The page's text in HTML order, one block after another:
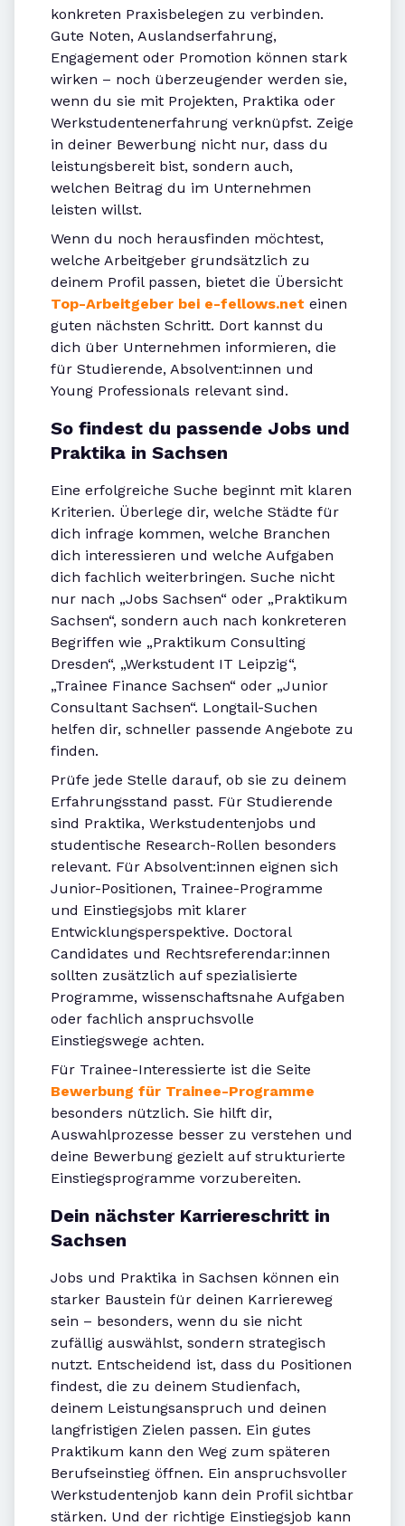
konkreten Praxisbelegen zu verbinden.
Gute Noten, Auslandserfahrung,
Engagement oder Promotion können stark
wirken – noch überzeugender werden sie,
wenn du sie mit Projekten, Praktika oder
Werkstudentenerfahrung verknüpfst. Zeige
in deiner Bewerbung nicht nur, dass du
leistungsbereit bist, sondern auch,
welchen Beitrag du im Unternehmen
leisten willst.
Wenn du noch herausfinden möchtest,
welche Arbeitgeber grundsätzlich zu
deinem Profil passen, bietet die Übersicht
Top-Arbeitgeber bei e-fellows.net einen
guten nächsten Schritt. Dort kannst du
dich über Unternehmen informieren, die
für Studierende, Absolvent:innen und
Young Professionals relevant sind.
So findest du passende Jobs und
Praktika in Sachsen
Eine erfolgreiche Suche beginnt mit klaren
Kriterien. Überlege dir, welche Städte für
dich infrage kommen, welche Branchen
dich interessieren und welche Aufgaben
dich fachlich weiterbringen. Suche nicht
nur nach „Jobs Sachsen“ oder „Praktikum
Sachsen“, sondern auch nach konkreteren
Begriffen wie „Praktikum Consulting
Dresden“, „Werkstudent IT Leipzig“,
„Trainee Finance Sachsen“ oder „Junior
Consultant Sachsen“. Longtail-Suchen
helfen dir, schneller passende Angebote zu
finden.
Prüfe jede Stelle darauf, ob sie zu deinem
Erfahrungsstand passt. Für Studierende
sind Praktika, Werkstudentenjobs und
studentische Research-Rollen besonders
relevant. Für Absolvent:innen eignen sich
Junior-Positionen, Trainee-Programme
und Einstiegsjobs mit klarer
Entwicklungsperspektive. Doctoral
Candidates und Rechtsreferendar:innen
sollten zusätzlich auf spezialisierte
Programme, wissenschaftsnahe Aufgaben
oder fachlich anspruchsvolle
Einstiegswege achten.
Für Trainee-Interessierte ist die Seite
Bewerbung für Trainee-Programme
besonders nützlich. Sie hilft dir,
Auswahlprozesse besser zu verstehen und
deine Bewerbung gezielt auf strukturierte
Einstiegsprogramme vorzubereiten.
Dein nächster Karriereschritt in
Sachsen
Jobs und Praktika in Sachsen können ein
starker Baustein für deinen Karriereweg
sein – besonders, wenn du sie nicht
zufällig auswählst, sondern strategisch
nutzt. Entscheidend ist, dass du Positionen
findest, die zu deinem Studienfach,
deinem Leistungsanspruch und deinen
langfristigen Zielen passen. Ein gutes
Praktikum kann den Weg zum späteren
Berufseinstieg öffnen. Ein anspruchsvoller
Werkstudentenjob kann dein Profil sichtbar
stärken. Und der richtige Einstiegsjob kann